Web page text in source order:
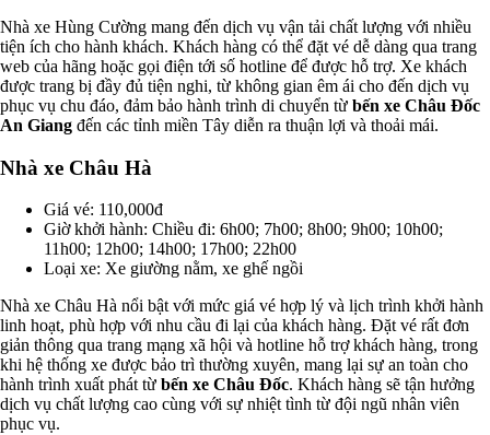
Nhà xe Hùng Cường mang đến dịch vụ vận tải chất lượng với nhiều
tiện ích cho hành khách. Khách hàng có thể đặt vé dễ dàng qua trang
web của hãng hoặc gọi điện tới số hotline để được hỗ trợ. Xe khách
được trang bị đầy đủ tiện nghi, từ không gian êm ái cho đến dịch vụ
phục vụ chu đáo, đảm bảo hành trình di chuyển từ bến xe Châu Đốc
An Giang đến các tỉnh miền Tây diễn ra thuận lợi và thoải mái.
Nhà xe Châu Hà
Giá vé: 110,000đ
Giờ khởi hành: Chiều đi: 6h00; 7h00; 8h00; 9h00; 10h00;
11h00; 12h00; 14h00; 17h00; 22h00
Loại xe: Xe giường nằm, xe ghế ngồi
Nhà xe Châu Hà nổi bật với mức giá vé hợp lý và lịch trình khởi hành
linh hoạt, phù hợp với nhu cầu đi lại của khách hàng. Đặt vé rất đơn
giản thông qua trang mạng xã hội và hotline hỗ trợ khách hàng, trong
khi hệ thống xe được bảo trì thường xuyên, mang lại sự an toàn cho
hành trình xuất phát từ bến xe Châu Đốc. Khách hàng sẽ tận hưởng
dịch vụ chất lượng cao cùng với sự nhiệt tình từ đội ngũ nhân viên
phục vụ.